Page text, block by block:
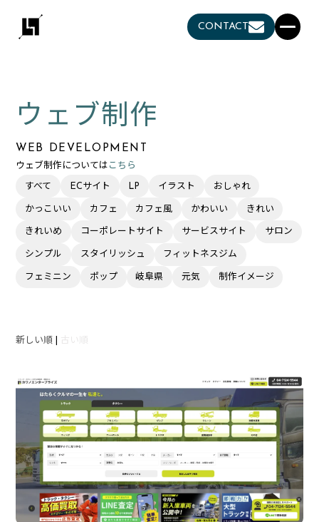
CONTACT
WEB DEVELOPMENT
ウェブ制作
ウェブ制作については こちら
すべて ECサイト LP イラスト おしゃれ
かっこいい カフェ カフェ風 かわいい きれい
きれいめ コーポレートサイト サービスサイト サロン
シンプル スタイリッシュ フィットネスジム
フェミニン ポップ 岐阜県 元気 制作イメージ
新しい順 古い順